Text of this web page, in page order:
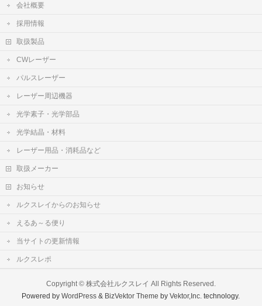
会社概要
採用情報
取扱製品
CWレーザー
パルスレーザー
レーザー周辺機器
光学素子・光学部品
光学結晶・材料
レーザー用品・消耗品など
取扱メーカー
お知らせ
ルクスレイからのお知らせ
えるあ～る便り
当サイトの更新情報
ルクスレポ
Copyright © 株式会社ルクスレイ All Rights Reserved.
Powered byWordPress & BizVektor Theme byVektor,Inc. technology.